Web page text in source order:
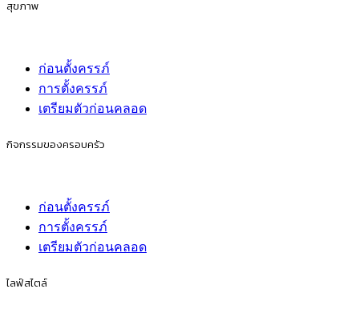
สุขภาพ
ก่อนตั้งครรภ์
การตั้งครรภ์
เตรียมตัวก่อนคลอด
กิจกรรมของครอบครัว
ก่อนตั้งครรภ์
การตั้งครรภ์
เตรียมตัวก่อนคลอด
ไลฟ์สไตล์